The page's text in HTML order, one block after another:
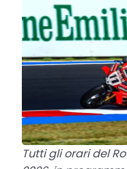
Tutti gli orari del